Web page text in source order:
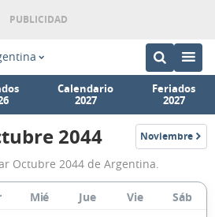
Calendario
2027
Feriados
2027
Calendario
Lunar
Octubre
2044 Noviembre
2044
Octubre 2044 de Argentina.
Mié Jue Vie Sáb